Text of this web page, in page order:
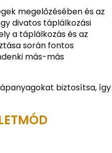
megelőzésében és az
divatos táplálkozási
a táplálkozás és az
során fontos
más-más
biztosítsa, így